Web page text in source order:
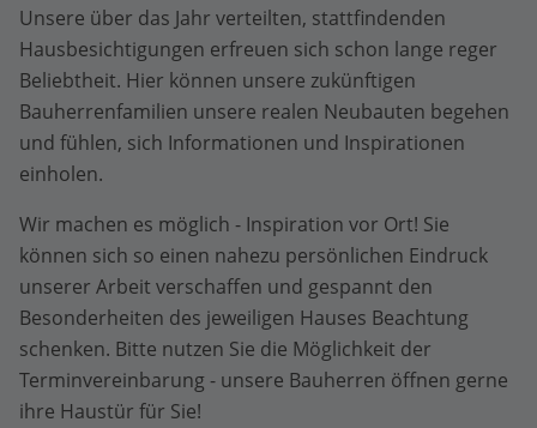
Unsere über das Jahr verteilten, stattfindenden
Hausbesichtigungen erfreuen sich schon lange reger
Beliebtheit. Hier können unsere zukünftigen
Bauherrenfamilien unsere realen Neubauten begehen
und fühlen, sich Informationen und Inspirationen
einholen.
Wir machen es möglich - Inspiration vor Ort! Sie
können sich so einen nahezu persönlichen Eindruck
unserer Arbeit verschaffen und gespannt den
Besonderheiten des jeweiligen Hauses Beachtung
schenken. Bitte nutzen Sie die Möglichkeit der
Terminvereinbarung - unsere Bauherren öffnen gerne
ihre Haustür für Sie!